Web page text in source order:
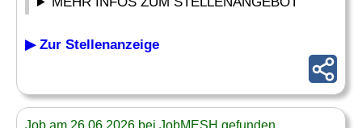
▶ Zur Stellenanzeige
Job am 26.06.2026 bei JobMESH gefunden